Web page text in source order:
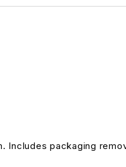
packaging